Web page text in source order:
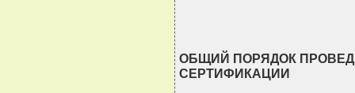
ОБЩИЙ ПОРЯДОК
СЕРТИФИКАЦИИ